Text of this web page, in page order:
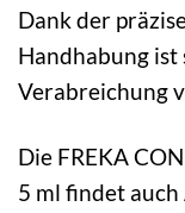
Dank der
Handhabung ist
Verabreichung
Die FREKA
5 ml findet